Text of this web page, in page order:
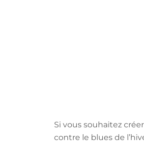
Si vous souhaitez
contre le blues de